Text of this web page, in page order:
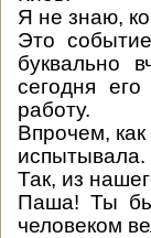
Я не знаю,
Это
буквально
сегодня
работу.
Впрочем,
испытывала.
Так, из
Паша! Ты
человеком